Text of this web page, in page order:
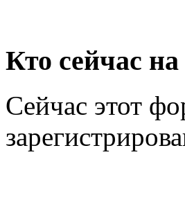
Кто сейчас
Сейчас этот